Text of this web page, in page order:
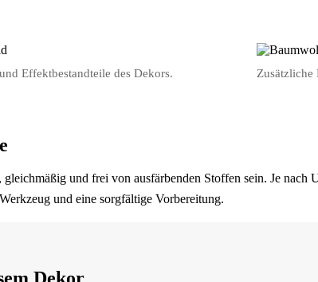
Effektbestandteile des Dekors. Zusätzliche
und frei von ausfärbenden Stoffen sein. Je
und eine sorgfältige Vorbereitung.